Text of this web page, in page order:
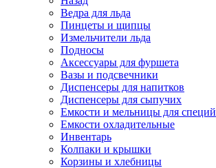
Ведра для льда
Пинцеты и щипцы
Измельчители льда
Подносы
Аксессуары для фуршета
Вазы и подсвечники
Диспенсеры для напитков
Диспенсеры для сыпучих
Емкости и мельницы для специй
Емкости охладительные
Инвентарь
Колпаки и крышки
Корзины и хлебницы